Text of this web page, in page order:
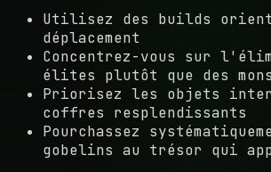
Utilisez des builds
déplacement
Concentrez-vous sur
élites plutôt que des
Priorisez les objets
coffres resplendissants
Pourchassez
gobelins au trésor qui